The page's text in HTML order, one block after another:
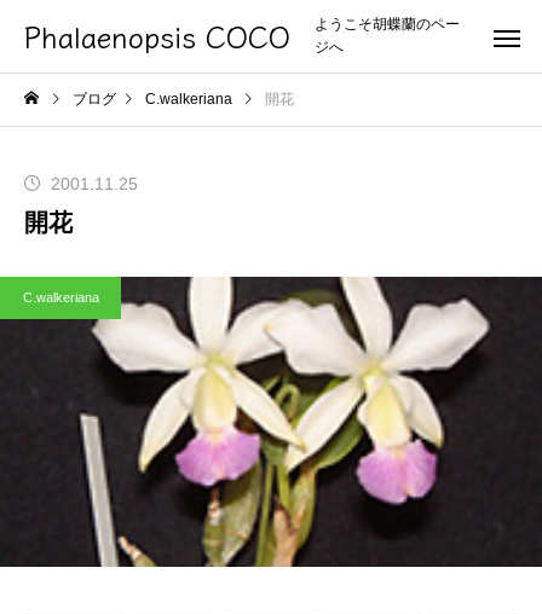
Phalaenopsis COCO
ようこそ胡蝶蘭のペー
ジへ
ブログ C.walkeriana 開花
2001.11.25
開花
C.walkeriana